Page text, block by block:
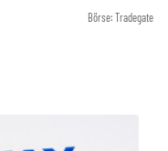
Börse: Tradegate